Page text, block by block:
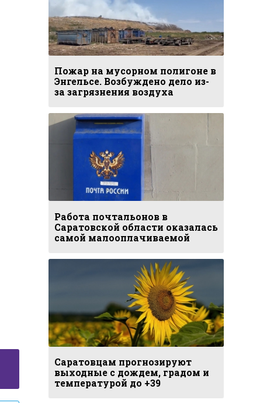
Пожар на мусорном полигоне в
Энгельсе. Возбуждено дело из-
за загрязнения воздуха
Работа почтальонов в
Саратовской области оказалась
самой малооплачиваемой
Саратовцам прогнозируют
выходные с дождем, градом и
температурой до +39